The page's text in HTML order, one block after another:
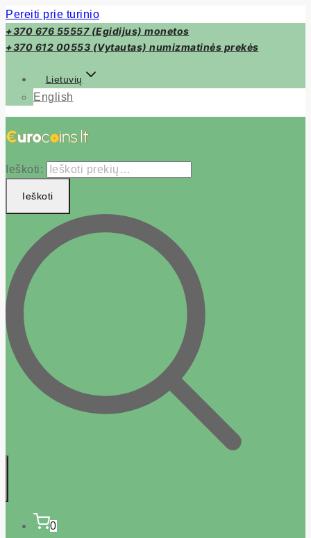
Pereiti prie turinio
+370 676 55557 (Egidijus) monetos
+370 612 00553 (Vytautas) numizmatinės prekės
Lietuvių
English
Ieškoti:
Ieškoti
0